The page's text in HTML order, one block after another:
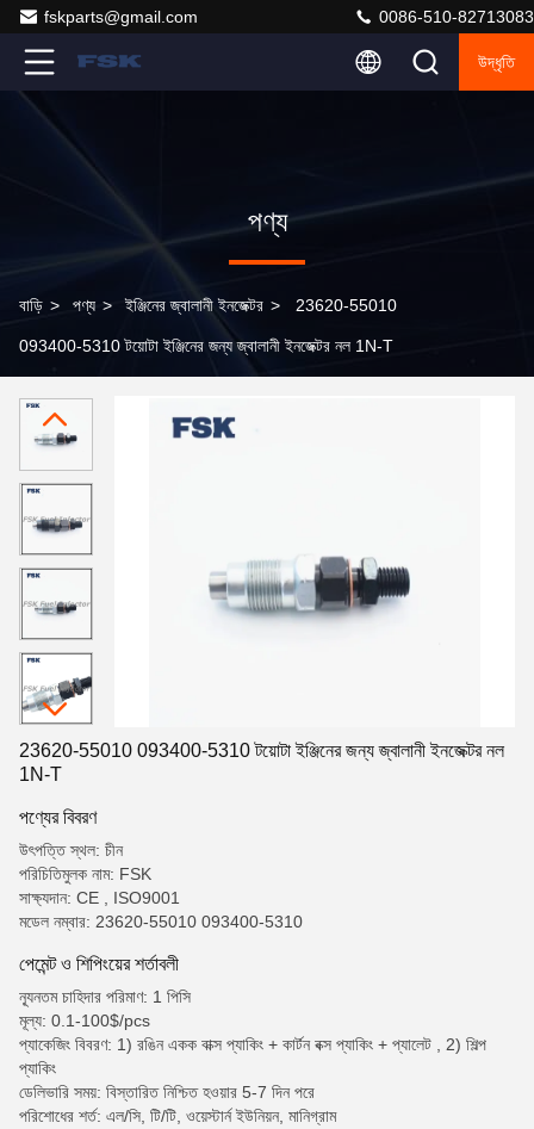
fskparts@gmail.com 0086-510-82713083
উদ্ধৃতি
পণ্য
বাড়ি > পণ্য > ইঞ্জিনের জ্বালানী ইনজেক্টর > 23620-55010
093400-5310 টয়োটা ইঞ্জিনের জন্য জ্বালানী ইনজেক্টর নল 1N-T
23620-55010 093400-5310 টয়োটা ইঞ্জিনের জন্য জ্বালানী ইনজেক্টর নল
1N-T
পণ্যের বিবরণ
উৎপত্তি স্থল: চীন
পরিচিতিমুলক নাম: FSK
সাক্ষ্যদান: CE , ISO9001
মডেল নম্বার: 23620-55010 093400-5310
পেমেন্ট ও শিপিংয়ের শর্তাবলী
ন্যূনতম চাহিদার পরিমাণ: 1 পিসি
মূল্য: 0.1-100$/pcs
প্যাকেজিং বিবরণ: 1) রঙিন একক বাক্স প্যাকিং + কার্টন বক্স প্যাকিং + প্যালেট , 2) শিল্প
প্যাকিং
ডেলিভারি সময়: বিস্তারিত নিশ্চিত হওয়ার 5-7 দিন পরে
পরিশোধের শর্ত: এল/সি, টি/টি, ওয়েস্টার্ন ইউনিয়ন, মানিগ্রাম